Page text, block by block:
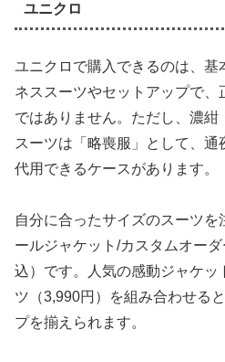
ユニクロ
ユニクロで購入できるのは、基
ネススーツやセットアップで
ではありません。ただし、濃
スーツは「略喪服」として、
代用できるケースがあります。
自分に合ったサイズのスーツを
ールジャケット/カスタムオー
込）です。人気の感動ジャケッ
ツ（3,990円）を組み合わせる
プを揃えられます。